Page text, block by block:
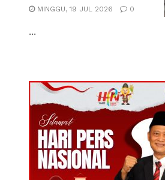
MINGGU, 19 JUL 2026 0
...